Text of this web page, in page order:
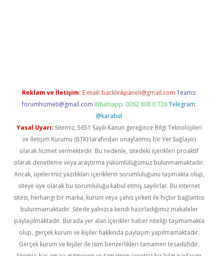
Reklam ve İletişim: E-mail: backlinkpaneli@gmail.com Teams:
forumhizmeti@gmail.com Whatsapp: 0262 606 0 726 Telegram:
@karabul
Yasal Uyarı: Sitemiz, 5651 Sayılı Kanun gereğince Bilgi Teknolojileri
ve İletişim Kurumu (BTK) tarafından onaylanmış bir Yer Sağlayıcı
olarak hizmet vermektedir. Bu nedenle, sitedeki içerikleri proaktif
olarak denetleme veya araştırma yükümlülüğümüz bulunmamaktadır.
Ancak, üyelerimiz yazdıkları içeriklerin sorumluluğunu taşımakta olup,
siteye üye olarak bu sorumluluğu kabul etmiş sayılırlar. Bu internet
sitesi, herhangi bir marka, kurum veya şahıs şirketi ile hiçbir bağlantısı
bulunmamaktadır. Sitede yalnızca kendi hazırladığımız makaleler
paylaşılmaktadır. Burada yer alan içerikler haber niteliği taşımamakta
olup, gerçek kurum ve kişiler hakkında paylaşım yapılmamaktadır.
Gerçek kurum ve kişiler ile isim benzerlikleri tamamen tesadüfidir.